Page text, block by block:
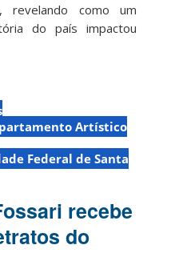
revelando como um
do país impactou
Artístico
Federal de Santa
recebe
do